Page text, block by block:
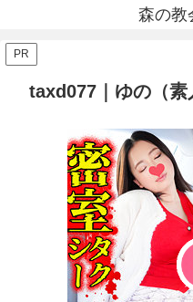
森の教
PR
taxd077｜ゆの（素